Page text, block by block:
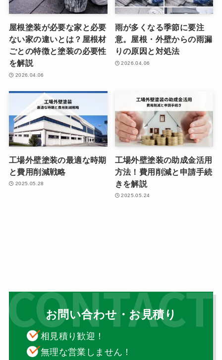
屋根塗装が必要な家と必要
ない家の違いとは？屋根材
ごとの特徴と塗装の必要性
を解説
2026.04.06
雨が多くなる季節に要注
意。屋根・外壁からの雨漏
りの原因と対処法
2026.04.06
工場外壁塗装の最適な時期
と費用削減戦略
2025.05.28
工場外壁塗装の助成金活用
方法！費用削減と申請手続
きを解説
2025.05.24
お問い合わせ・お見積り
相見積り歓迎！
無理な営業しません！